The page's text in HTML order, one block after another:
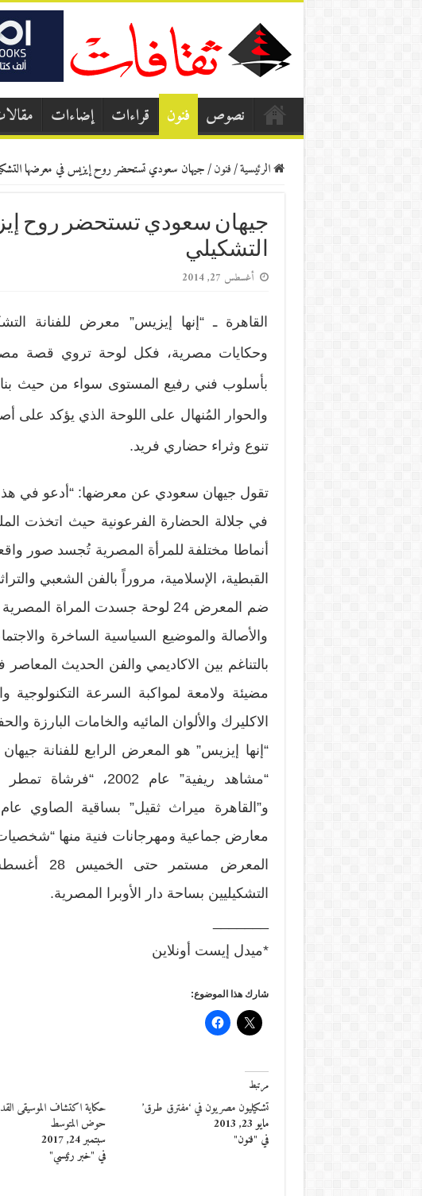
نصوص فنون قراءات إضاءات
الرئيسية/فنون/جيهان سعودي تستحضر روح إيزيس في معرضها
جيهان سعودي تستحضر روح
التشكيلي
أغسطس 27, 2014
القاهرة ـ “إنها إيزيس” معرض للفنانة
وحكايات مصرية، فكل لوحة تروي قصة
بأسلوب فني رفيع المستوى سواء من حيث
والحوار المُنهال على اللوحة الذي يؤكد على
تنوع وثراء حضاري فريد.
تقول جيهان سعودي عن معرضها: “أدعو في هذا
في جلالة الحضارة الفرعونية حيث اتخذت
أنماطا مختلفة للمرأة المصرية تُجسد صور
القبطية، الإسلامية، مروراً بالفن الشعبي
ضم المعرض 24 لوحة جسدت المراة
والأصالة والموضيع السياسية الساخرة
بالتناغم بين الاكاديمي والفن الحديث
مضيئة ولامعة لمواكبة السرعة التكنولوجية
الاكليرك والألوان المائيه والخامات البارزة
“إنها إيزيس” هو المعرض الرابع للفنانة
معارض جماعية ومهرجانات فنية منها
المعرض
التشكيليين بساحة دار الأوبرا المصرية.
*ميدل إيست أونلاين
شارك هذا الموضوع:
مرتبط
تشكيليون مصريون في ‘مفترق طرق’
مايو 23, 2013
في "فنون"
حكاية اكتشاف الموسيقى
حوض المتوسط
سبتمبر 24, 2017
في "خبر رئيسي"